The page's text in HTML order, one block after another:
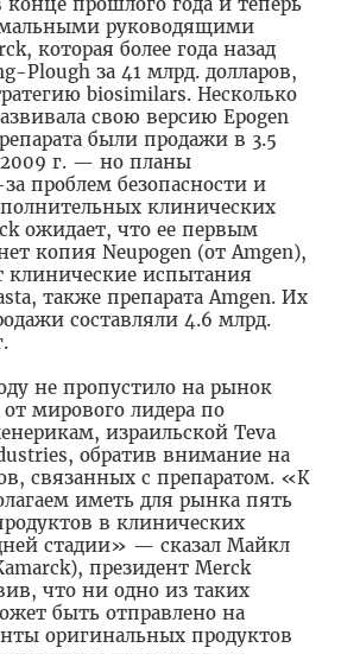
руководящими
которая более года назад
Plough за 41 млрд. долларов,
biosimilars. Несколько
свою версию Epogen
были продажи в 3.5
2009 г. — но планы
проблем безопасности и
клинических
ожидает, что ее первым
копия Neupogen (от Amgen),
клинические испытания
также препарата Amgen. Их
составляли 4.6 млрд.
не пропустило на рынок
мирового лидера по
израильской Teva
обратив внимание на
связанных с препаратом. «К
иметь для рынка пять
в клинических
стадии» — сказал Майкл
президент Merck
что ни одно из таких
быть отправлено на
оригинальных продуктов